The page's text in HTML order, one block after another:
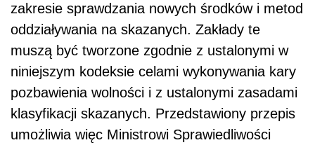
zakresie sprawdzania nowych środków i metod
oddziaływania na skazanych. Zakłady te
muszą być tworzone zgodnie z ustalonymi w
niniejszym kodeksie celami wykonywania kary
pozbawienia wolności i z ustalonymi zasadami
klasyfikacji skazanych. Przedstawiony przepis
umożliwia więc Ministrowi Sprawiedliwości